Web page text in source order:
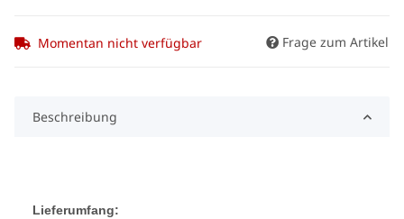
Momentan nicht verfügbar Frage zum Artikel
Beschreibung
Lieferumfang: